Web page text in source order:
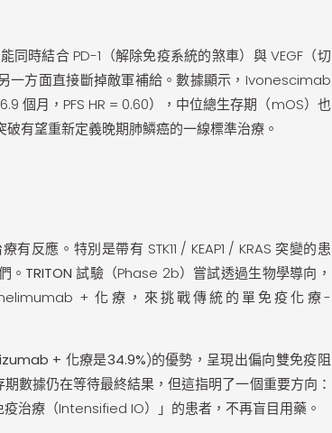
時結合 PD-1（解除免疫系統的煞車）與 VEGF（切
一方面直接斷掉敵軍補給。數據顯示，Ivonescimab
6.9 個月，PFS HR = 0.60），中位總生存期（mOS）也
有望重新定義晚期肺鱗癌的一線標準治療。
反應。特別是帶有 STK11 / KEAP1 / KRAS 突變的患
。 TRITON 試驗 （Phase 2b）嘗試透過生物學導向，
+ 化療，來挑戰傳統的單免疫化療-
+ 化療是34.9%)的優勢，呈現出偏向雙免疫阻
數據仍在等待最終結果，但這指明了一個重要方向：
治療（Intensified IO）」的患者，不再盲目用藥。